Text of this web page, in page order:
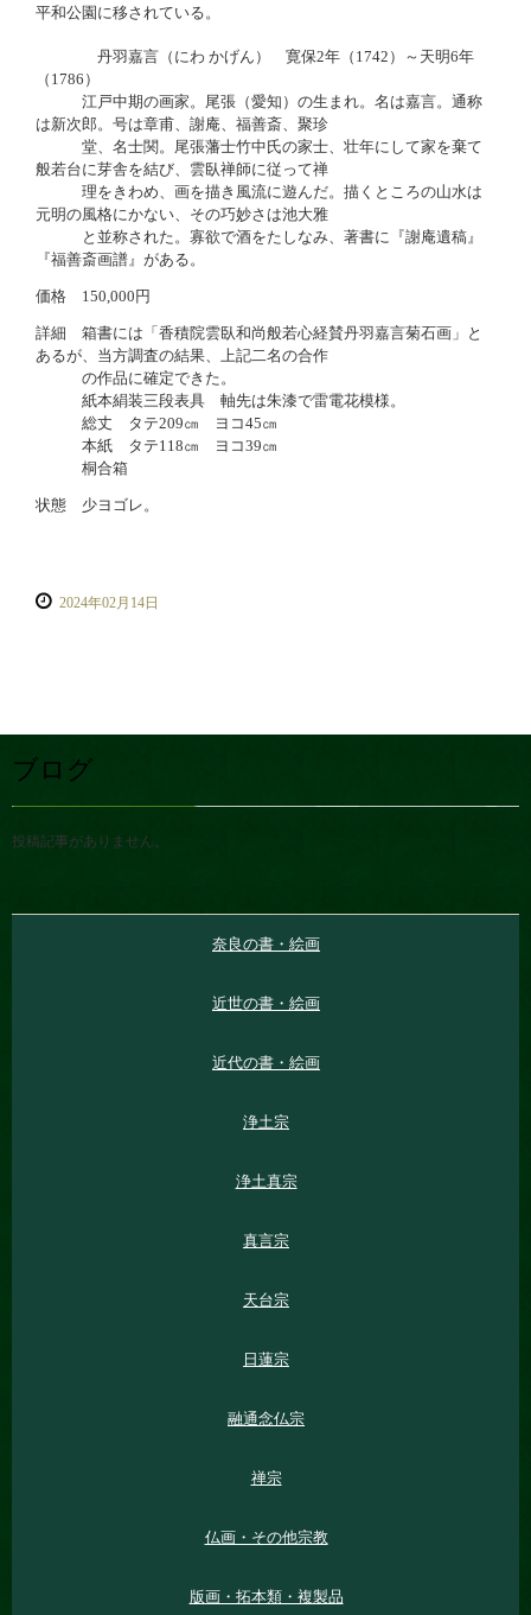
平和公園に移されている。
丹羽嘉言（にわ かげん） 寛保2年（1742）～天明6年
（1786）
江戸中期の画家。尾張（愛知）の生まれ。名は嘉言。通称
は新次郎。号は章甫、謝庵、福善斎、聚珍
堂、名士関。尾張藩士竹中氏の家士、壮年にして家を棄て
般若台に芽舎を結び、雲臥禅師に従って禅
理をきわめ、画を描き風流に遊んだ。描くところの山水は
元明の風格にかない、その巧妙さは池大雅
と並称された。寡欲で酒をたしなみ、著書に『謝庵遺稿』
『福善斎画譜』がある。
価格 150,000円
詳細
箱書には「香積院雲臥和尚般若心経賛丹羽嘉言菊石画」と
あるが、当方調査の結果、上記二名の合作
の作品に確定できた。
紙本絹装三段表具 軸先は朱漆で雷電花模様。
総丈 タテ209㎝ ヨコ45㎝
本紙 タテ118㎝ ヨコ39㎝
桐合箱
状態 少ヨゴレ。
2024年02月14日
ブログ
投稿記事がありません。
奈良の書・絵画
近世の書・絵画
近代の書・絵画
浄土宗
浄土真宗
真言宗
天台宗
日蓮宗
融通念仏宗
禅宗
仏画・その他宗教
版画・拓本類・複製品